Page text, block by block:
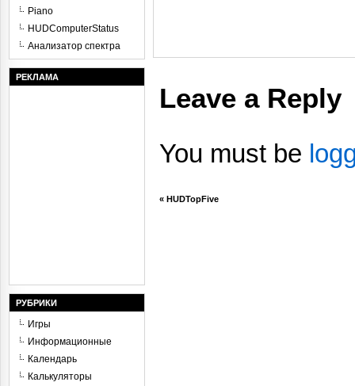
Leave a Reply
You must be
«HUDTopFive
Piano
HUDComputerStatus
Анализатор спектра
РЕКЛАМА
РУБРИКИ
Игры
Информационные
Календарь
Калькуляторы